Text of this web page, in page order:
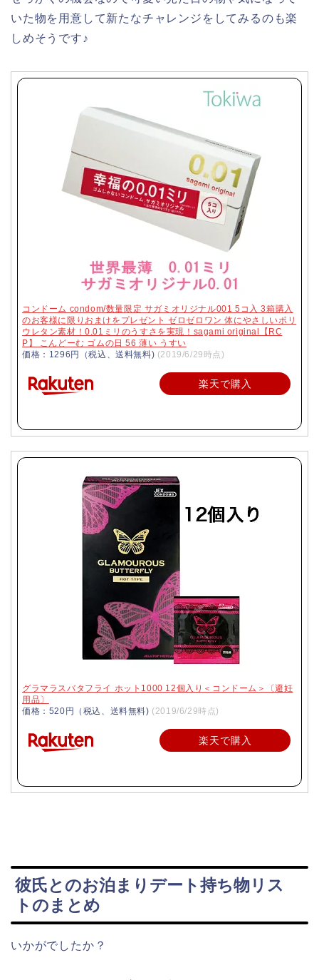
いた物を用意して新たなチャレンジをしてみるのも楽
しめそうです♪
コンドーム condom/数量限定 サガミオリジナル001 5コ入 3箱購入
のお客様に限りおまけをプレゼント ゼロゼロワン 体にやさしいポリ
ウレタン素材！0.01ミリのうすさを実現！sagami original【RC
P】 こんどーむ ゴムの日 56 薄い うすい
価格：1296円（税込、送料無料) (2019/6/29時点)
楽天で購入
グラマラスバタフライ ホット1000 12個入り＜コンドーム＞〔避妊
用品〕
価格：520円（税込、送料無料) (2019/6/29時点)
楽天で購入
彼氏とのお泊まりデート持ち物リス
トのまとめ
いかがでしたか？